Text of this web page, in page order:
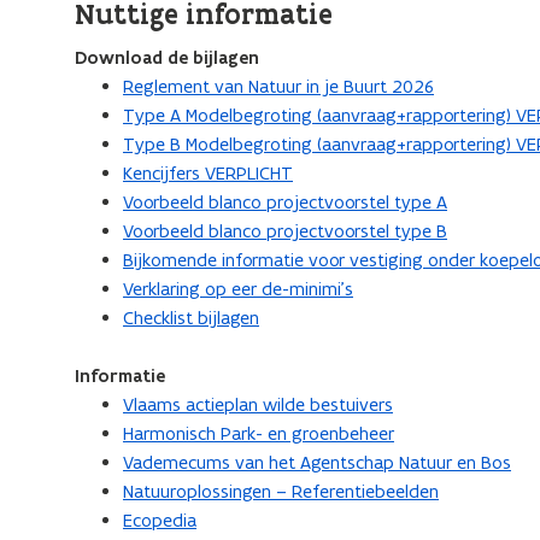
Nuttige informatie
Download de bijlagen
Reglement van Natuur in je Buurt 2026
Type A Modelbegroting (aanvraag+rapportering)
Type B Modelbegroting (aanvraag+rapportering)
Kencijfers VERPLICHT
Voorbeeld blanco projectvoorstel type A
Voorbeeld blanco projectvoorstel type B
Bijkomende informatie voor vestiging onder
Verklaring op eer de-minimi’s
Checklist bijlagen
Informatie
Vlaams actieplan wilde bestuivers
Harmonisch Park- en groenbeheer
Vademecums van het Agentschap Natuur en Bos
Natuuroplossingen – Referentiebeelden
Ecopedia